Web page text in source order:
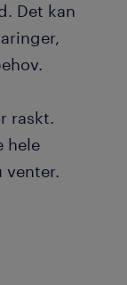
Det kan
raskt.
hele
venter.